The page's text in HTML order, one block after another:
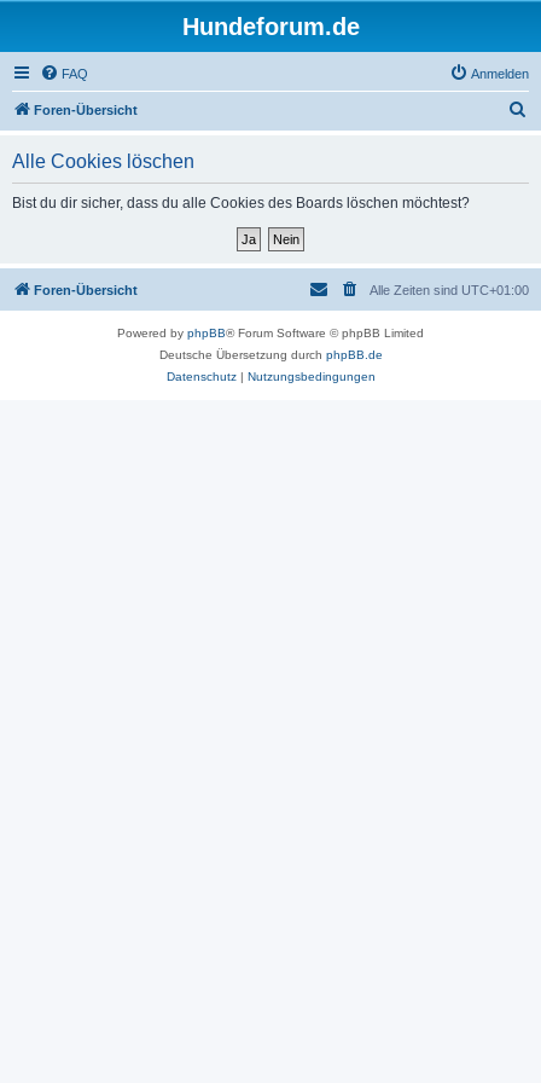
Hundeforum.de
FAQ Anmelden
Foren-Übersicht
Alle Cookies löschen
Bist du dir sicher, dass du alle Cookies des Boards löschen möchtest?
Foren-Übersicht Alle Zeiten sind UTC+01:00
Powered by phpBB® Forum Software © phpBB Limited
Deutsche Übersetzung durch phpBB.de
Datenschutz| Nutzungsbedingungen